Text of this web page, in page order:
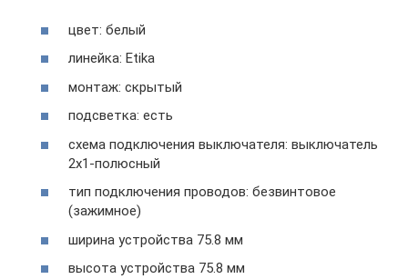
цвет: белый
линейка: Etika
монтаж: скрытый
подсветка: есть
схема подключения выключателя: выключатель
2х1-полюсный
тип подключения проводов: безвинтовое
(зажимное)
ширина устройства 75.8 мм
высота устройства 75.8 мм